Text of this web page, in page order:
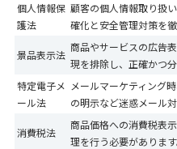
個人情報保
護法
顧客の個人情報取り扱
確化と安全管理対策を
景品表示法
商品やサービスの広告
現を排除し、正確かつ
特定電子メ
ール法
メールマーケティング
の明示など迷惑メール
消費税法
商品価格への消費税表
理を行う必要があります